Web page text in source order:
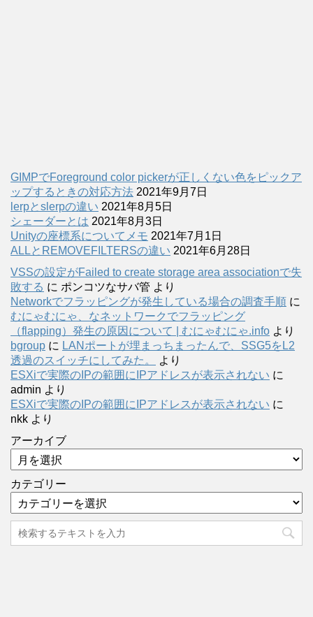
GIMPでForeground color pickerが正しくない色をピックア
ップするときの対応方法 2021年9月7日
lerpとslerpの違い 2021年8月5日
シェーダーとは 2021年8月3日
Unityの座標系についてメモ 2021年7月1日
ALLとREMOVEFILTERSの違い 2021年6月28日
VSSの設定がFailed to create storage area associationで失
敗する に ポンコツなサバ管 より
Networkでフラッピングが発生している場合の調査手順 に
むにゃむにゃ、なネットワークでフラッピング
（flapping）発生の原因について | むにゃむにゃ.info より
bgroup に LANポートが埋まっちまったんで、SSG5をL2
透過のスイッチにしてみた。
より
ESXiで実際のIPの範囲にIPアドレスが表示されない に
admin より
ESXiで実際のIPの範囲にIPアドレスが表示されない に
nkk より
アーカイブ
カテゴリー